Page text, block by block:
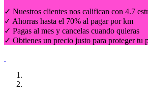
✓ Nuestros clientes nos califican con 4.7
✓ Ahorras hasta el 70% al pagar por km
✓ Pagas al mes y cancelas cuando quieras
✓ Obtienes un precio justo para proteger tu